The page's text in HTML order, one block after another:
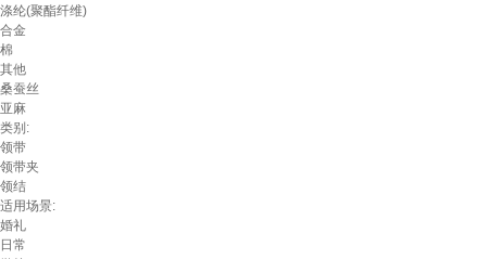
涤纶(聚酯纤维)
合金
棉
其他
桑蚕丝
亚麻
类别:
领带
领带夹
领结
适用场景:
婚礼
日常